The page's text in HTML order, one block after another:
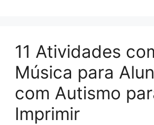
11 Atividades
Música para
com Autismo
Imprimir